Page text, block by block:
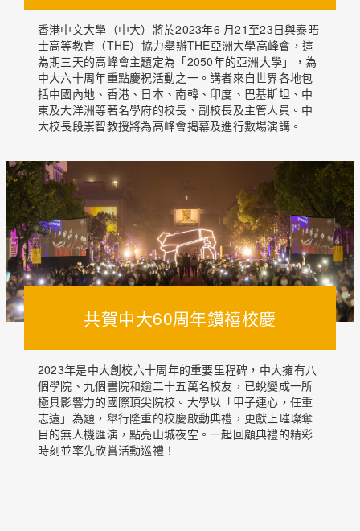
香港中文大學（中大）將於2023年6 月21至23日與泰晤
士高等教育（THE）協力舉辦THE亞洲大學高峰會，這
為期三天的高峰會主題定為「2050年的亞洲大學」，為
中大六十周年重點慶祝活動之一。講者來自世界各地包
括中國內地、香港、日本、南韓、印度、巴基斯坦、中
東及大洋洲等著名學府的校長、副校長及主管人員。中
大校長段崇智教授將為高峰會揭幕及進行數場演講。
共賀中大60周年鑽禧校慶
2023年是中大創校六十周年的重要里程碑，中大擁有八
個學院、九個書院和逾二十五萬名校友，已蛻變成一所
極具影響力的國際頂尖院校。大學以「甲子連心，任重
志遠」為題，舉行隆重的校慶啟動典禮，更獻上璀璨奪
目的無人機匯演，點亮山城夜空。一起回顧典禮的精彩
時刻並率先欣賞活動巡禮！